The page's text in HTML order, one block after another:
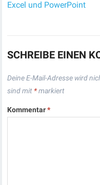
Excel und PowerPoint
SCHREIBE EINEN
Deine E-Mail-Adresse wird
sind mit *markiert
Kommentar*